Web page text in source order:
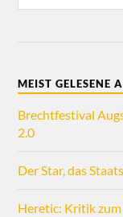
MEIST GELESENE
Brechtfestival
2.0
Der Star, das
Heretic: Kritik